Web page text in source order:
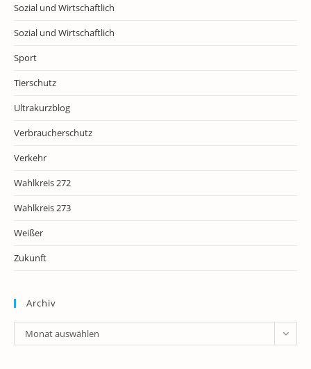
Sozial und Wirtschaftlich
Sozial und Wirtschaftlich
Sport
Tierschutz
Ultrakurzblog
Verbraucherschutz
Verkehr
Wahlkreis 272
Wahlkreis 273
Weißer
Zukunft
Archiv
Archiv
Monat auswählen